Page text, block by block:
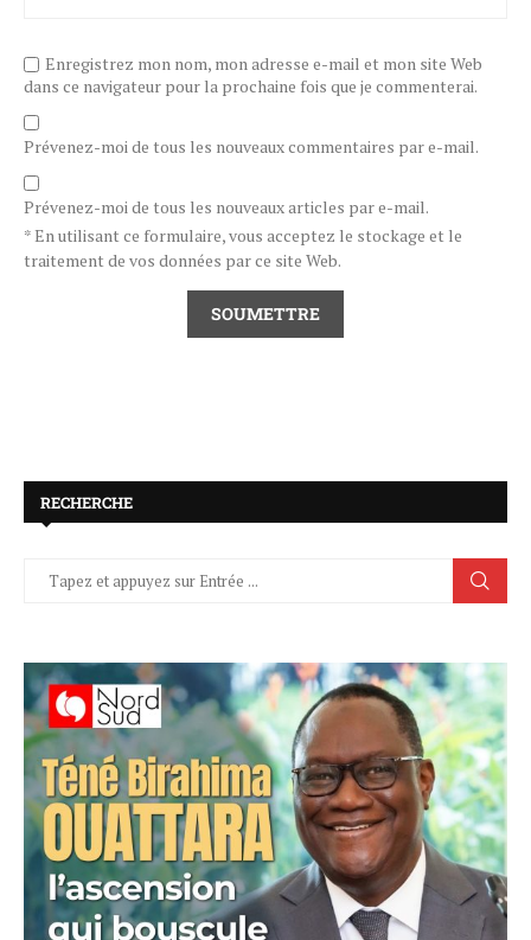
Enregistrez mon nom, mon adresse e-mail et mon site Web
dans ce navigateur pour la prochaine fois que je commenterai.
Prévenez-moi de tous les nouveaux commentaires par e-mail.
Prévenez-moi de tous les nouveaux articles par e-mail.
* En utilisant ce formulaire, vous acceptez le stockage et le
traitement de vos données par ce site Web.
RECHERCHE